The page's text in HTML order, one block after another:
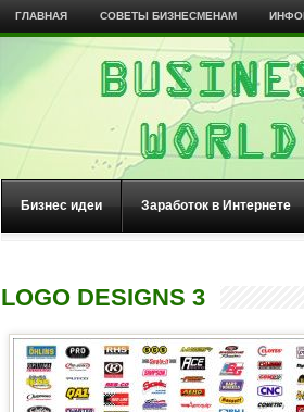
ГЛАВНАЯ СОВЕТЫ БИЗНЕСМЕНАМ
Бизнес идеи Заработок в Интернете
LOGO DESIGNS 3